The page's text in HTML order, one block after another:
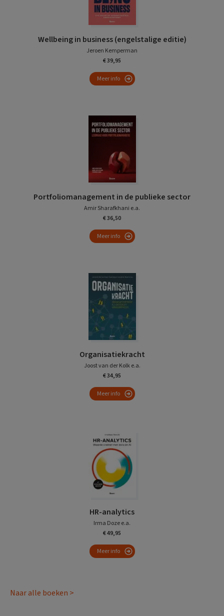
Wellbeing in business (engelstalige editie)
Jeroen Kemperman
€ 39,95
Meer info
Portfoliomanagement in de publieke sector
Amir Sharafkhani e.a.
€ 36,50
Meer info
Organisatiekracht
Joost van der Kolk e.a.
€ 34,95
Meer info
HR-analytics
Irma Doze e.a.
€ 49,95
Meer info
Naar alle boeken >